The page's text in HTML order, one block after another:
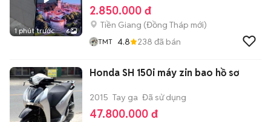
1 phút trước 6
2.850.000 đ
Tiền Giang (Đồng Tháp mới)
TMT 4.8 238 đã bán
Honda SH 150i máy zin bao hồ sơ
2015 Tay ga Đã sử dụng
47.800.000 đ